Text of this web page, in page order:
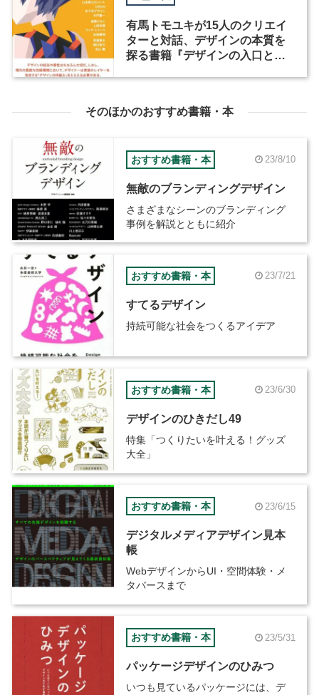
有馬トモユキが15人のクリエイ
ターと対話、デザインの本質を
探る書籍『デザインの入口と出
そのほかのおすすめ書籍・本
おすすめ書籍・本 23/8/10
無敵のブランディングデザイン
さまざまなシーンのブランディング
事例を解説とともに紹介
おすすめ書籍・本 23/7/21
すてるデザイン
持続可能な社会をつくるアイデア
おすすめ書籍・本 23/6/30
デザインのひきだし49
特集「つくりたいを叶える！グッズ
大全」
おすすめ書籍・本 23/6/15
デジタルメディアデザイン見本
帳
WebデザインからUI・空間体験・メ
タバースまで
おすすめ書籍・本 23/5/31
パッケージデザインのひみつ
いつも見ているパッケージには、デ